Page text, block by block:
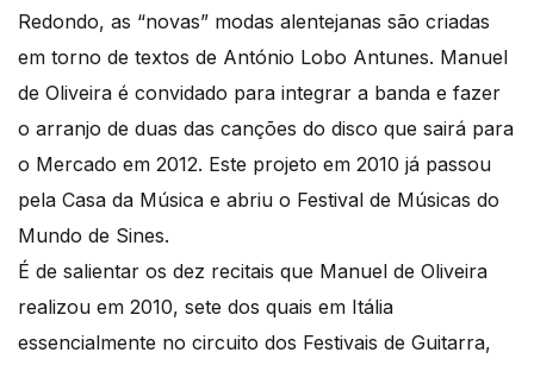
Redondo, as “novas” modas alentejanas são criadas
em torno de textos de António Lobo Antunes. Manuel
de Oliveira é convidado para integrar a banda e fazer
o arranjo de duas das canções do disco que sairá para
o Mercado em 2012. Este projeto em 2010 já passou
pela Casa da Música e abriu o Festival de Músicas do
Mundo de Sines.
É de salientar os dez recitais que Manuel de Oliveira
realizou em 2010, sete dos quais em Itália
essencialmente no circuito dos Festivais de Guitarra,